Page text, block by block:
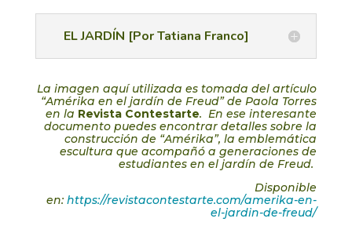
EL JARDÍN [Por Tatiana Franco]
La imagen aquí utilizada es tomada del artículo
“Amérika en el jardín de Freud” de Paola Torres
en la Revista Contestarte. En ese interesante
documento puedes encontrar detalles sobre la
construcción de “Amérika”, la emblemática
escultura que acompañó a generaciones de
estudiantes en el jardín de Freud.
Disponible
en:https://revistacontestarte.com/amerika-en-
el-jardin-de-freud/